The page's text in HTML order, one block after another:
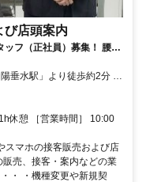
び店頭案内
（正社員）募集！ 腰を
垂水駅」より徒歩約2分 ・
電鉄本線「霞ヶ丘駅」より
休憩 ［営業時間］ 10:00
スマホの接客販売および店
売、接客・案内などの業
・ ・機種変更や新規契